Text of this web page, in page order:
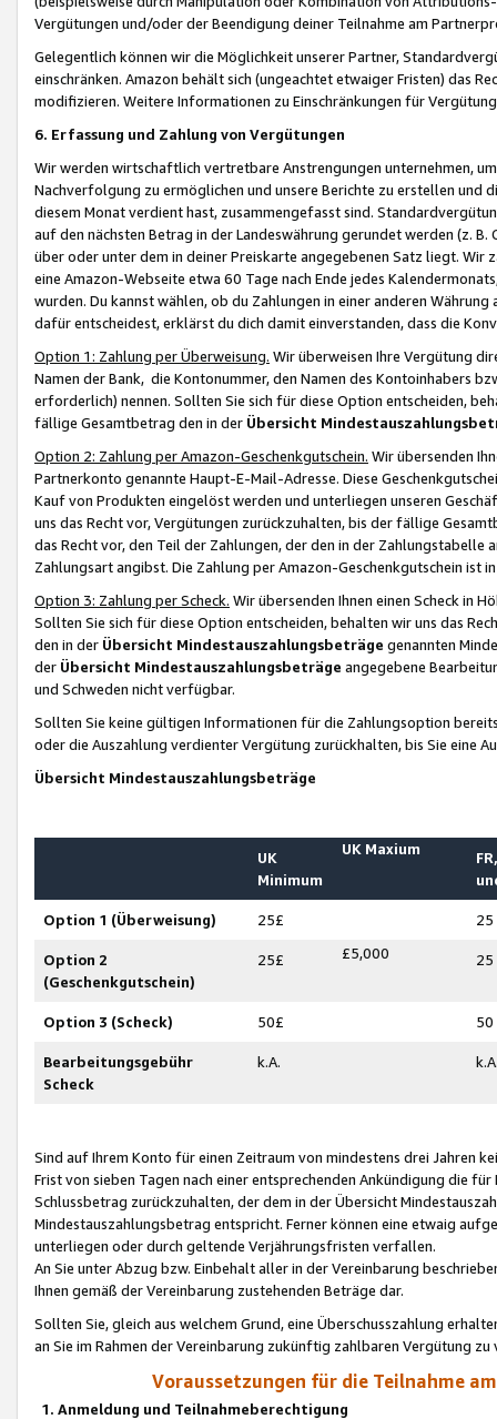
Vergütungen und/oder der Beendigung deiner Teilnahme am
Gelegentlich können wir die Möglichkeit unserer Partner,
einschränken. Amazon behält sich (ungeachtet etwaiger Fristen) das
modifizieren. Weitere Informationen zu Einschränkungen für
6. Erfassung und Zahlung von Vergütungen
Wir werden wirtschaftlich vertretbare Anstrengungen unternehmen,
Nachverfolgung zu ermöglichen und unsere Berichte zu erstellen und
diesem Monat verdient hast, zusammengefasst sind.
auf den nächsten Betrag in der Landeswährung gerundet werden (z.
über oder unter dem in deiner Preiskarte angegebenen Satz liegt.
eine Amazon-Webseite etwa 60 Tage nach Ende jedes
wurden. Du kannst wählen, ob du Zahlungen in einer anderen
dafür entscheidest, erklärst du dich damit einverstanden, dass die
Option 1: Zahlung per Überweisung. Wir überweisen Ihre Vergütung
Namen der Bank, die Kontonummer, den Namen des Kontoinhabers
erforderlich) nennen. Sollten Sie sich für diese Option entscheiden,
fällige Gesamtbetrag den in der Übersicht
Option 2: Zahlung per Amazon-Geschenkgutschein. Wir übersenden
Partnerkonto genannte Haupt-E-Mail-Adresse. Diese
Kauf von Produkten eingelöst werden und unterliegen unseren
uns das Recht vor, Vergütungen zurückzuhalten, bis der fällige
das Recht vor, den Teil der Zahlungen, der den in der
Zahlungsart angibst. Die Zahlung per Amazon-Geschenkgutschein ist
Option 3: Zahlung per Scheck. Wir übersenden Ihnen einen Scheck in
Sollten Sie sich für diese Option entscheiden, behalten wir uns das
den in der Übersicht Mindestauszahlungsbeträge genannten
der Übersicht Mindestauszahlungsbeträge angegebene
und Schweden nicht verfügbar.
Sollten Sie keine gültigen Informationen für die Zahlungsoption
oder die Auszahlung verdienter Vergütung zurückhalten, bis Sie
Übersicht Mindestauszahlungsbeträge
UK
Minimum
UK Maxium
Option 1 (Überweisung) 25£ 25
Option 2
(Geschenkgutschein)
25£ £5,000 25
Option 3 (Scheck) 50£ 50
Bearbeitungsgebühr
Scheck
k.A.
Sind auf Ihrem Konto für einen Zeitraum von mindestens drei Jahren
Frist von sieben Tagen nach einer entsprechenden Ankündigung die
Schlussbetrag zurückzuhalten, der dem in der Übersicht
Mindestauszahlungsbetrag entspricht. Ferner können eine etwaig
unterliegen oder durch geltende Verjährungsfristen verfallen.
An Sie unter Abzug bzw. Einbehalt aller in der Vereinbarung
Ihnen gemäß der Vereinbarung zustehenden Beträge dar.
Sollten Sie, gleich aus welchem Grund, eine Überschusszahlung
an Sie im Rahmen der Vereinbarung zukünftig zahlbaren Vergütung zu
Voraussetzungen für die Teilnahme
1. Anmeldung und Teilnahmeberechtigung